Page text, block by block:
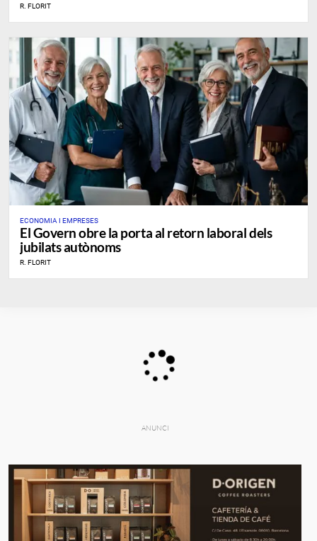
R. FLORIT
ECONOMIA I EMPRESES
El Govern obre la porta al retorn laboral dels
jubilats autònoms
R. FLORIT